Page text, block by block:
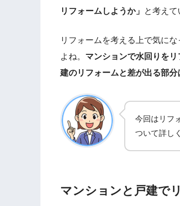
リフォームしようか」
と考え
リフォームを考える上で気にな
よね。 マンションで水回りを
建のリフォームと差が出る部分
今回はリフ
ついて詳し
マンションと戸建で